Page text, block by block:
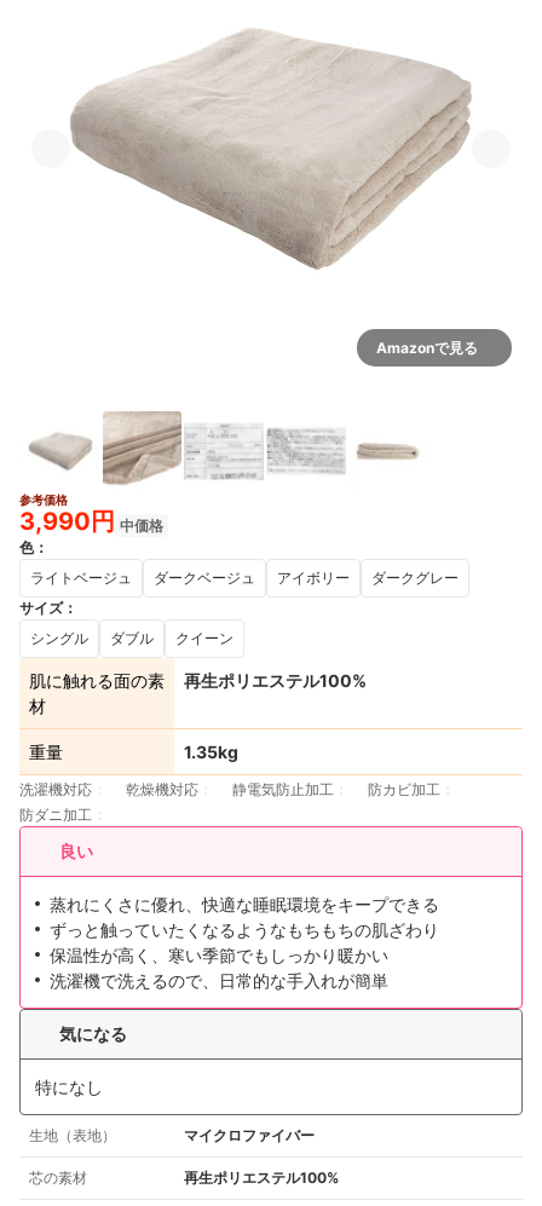
Amazonで見る
参考価格
3,990円 中価格
色：
ライトベージュ
ダークベージュ アイボリー
ダークグレー
サイズ：
シングル
ダブル クイーン
肌に触れる面の素
材
再生ポリエステル100%
重量 1.35kg
洗濯機対応 乾燥機対応 静電気防止加工
防カビ加工
防ダニ加工
良い
蒸れにくさに優れ、快適な睡眠環境をキープできる
ずっと触っていたくなるようなもちもちの肌ざわり
保温性が高く、寒い季節でもしっかり暖かい
洗濯機で洗えるので、日常的な手入れが簡単
気になる
特になし
生地（表地） マイクロファイバー
芯の素材 再生ポリエステル100%